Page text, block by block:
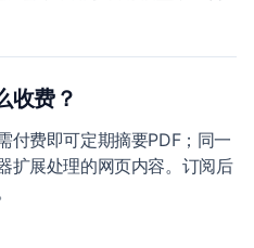
收费？
付费即可定期摘要PDF；同一
扩展处理的网页内容。订阅后